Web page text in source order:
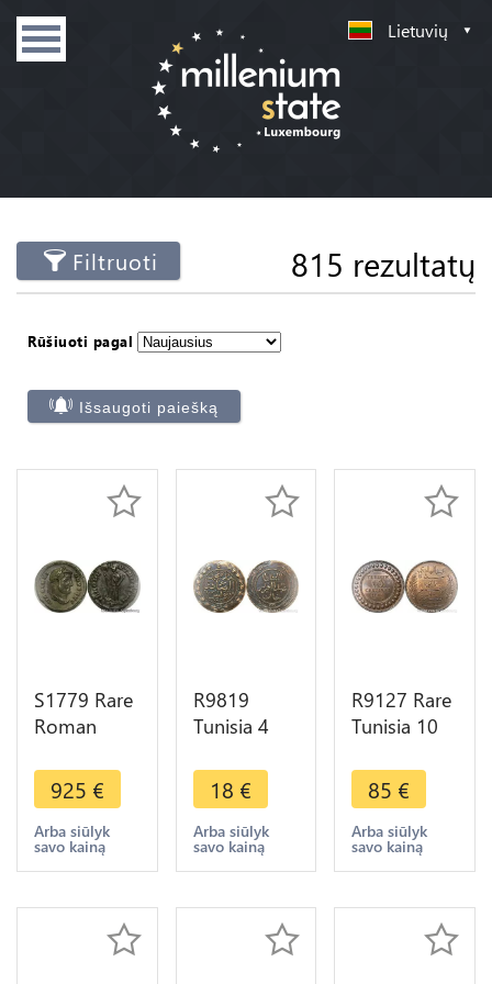
Lietuvių
Filtruoti 815 rezultatų
Rūšiuoti pagal
Išsaugoti paiešką
S1779 Rare
Roman
Constantius
Caesar
Diocletian
Carthago
Silver
925 €
Arba siūlyk
savo kainą
R9819
Tunisia 4
Abdulaziz
Muhammad
III AH 1281
1865 ->
18 €
Arba siūlyk
savo kainą
R9127 Rare
Tunisia 10
Muhammad
al-Hadi Bey
1904 A
Paris PCGS
85 €
Arba siūlyk
savo kainą